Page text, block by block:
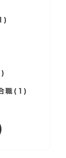
職(1)